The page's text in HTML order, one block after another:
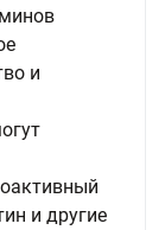
и
и другие